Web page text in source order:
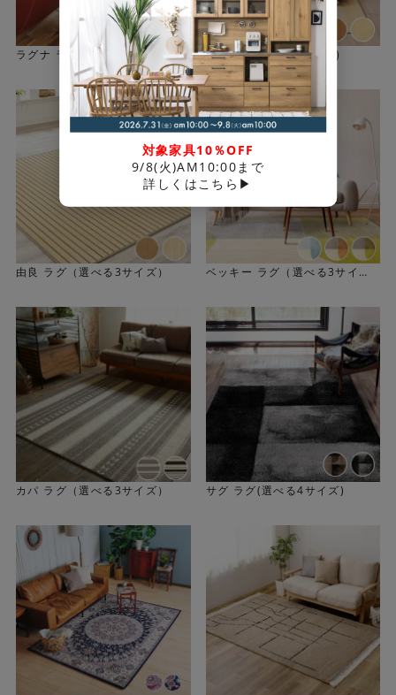
掘田カーペットは日本最大のカーペット産地である大阪
で、敷き込みカーペットを中心にウィルトンカーペットを
製造しているメーカーです。5つ星ホテルや官公庁、住宅な
どで使われる敷き込みカーペットのメーカーとして多くの
取引先の信頼を得てきました。
Knittingは、長年ウィルトンカーペットを製造する中で感
じるウールラグを敷いた床の美しさ、快適さ、素晴らしさ
を、家庭でも感じて欲しいとの思いから生まれたブランド
です。「TAILOR-MADECARPET」がコンセプトになって
おり、テイラーメイドの洋服を誂えるように、豊富な色と
サイズのなかからご自宅に合うものをお選びいただけま
ラグナ ラグ(選べる6サイズ) 白川ラグ(選べる3サイズ)
由良 ラグ（選べる3サイズ）
ベッキー ラグ（選べる3サイ
カパ ラグ（選べる3サイズ） サグ ラグ(選べる4サイズ)
対象家具10％OFF
9/8(火)AM10:00まで
詳しくはこちら▶